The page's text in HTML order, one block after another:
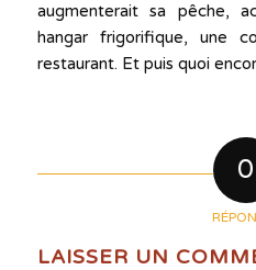
augmenterait sa pêche,
hangar frigorifique, une
restaurant. Et puis quoi
0
LAISSER UN